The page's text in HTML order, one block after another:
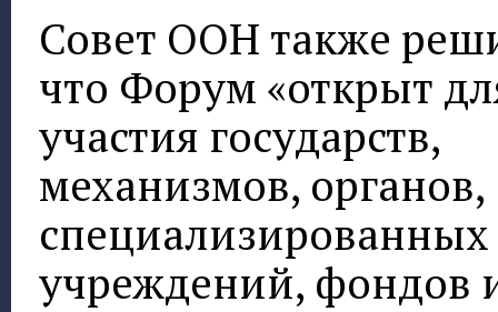
Совет ООН также
что Форум «открыт
участия государств,
механизмов, органов,
специализированных
учреждений, фондов